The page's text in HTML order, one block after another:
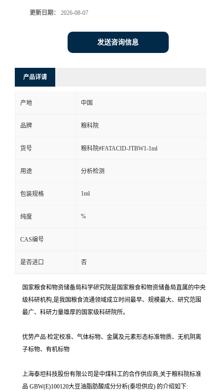
更新日期： 2026-08-07
发送咨询信息
产品详请
产地 中国
品牌 粮科院
货号 粮科院#FATACID-JTBW1-1ml
用途 分析检测
包装规格 1ml
纯度 %
CAS编号
是否进口 否
国家粮食和物资储备局科学研究院是国家粮食和物资储备局直属的中央
级科研机构,是我国粮食流通领域成立时间最早、规模最大、研究范围
最广、科研力量雄厚的国家级科研院所。
优势产品:检定校准、气体标物、金属及元素形态标准物质、无机阴离
子标物、有机标物
上海泰坦科技股份有限公司是中煤科工的合作供应商,关于粮科院标准
品 GBW(E)100120大豆油脂肪酸成分分析(泰坦供应) 的介绍如下: